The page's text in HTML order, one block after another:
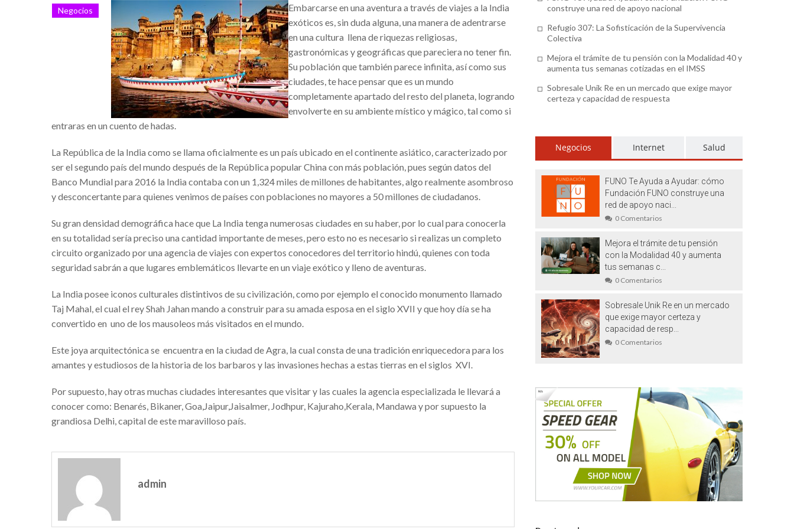
Alba Elvira Lorenzana y su hambre de ser
El uso de VPN en tiempos de pandemia
Simulador de pensiones- Todo lo que tienes que saber
Sap para pymes: La solución para cualquier emprendedor
Hugo César Villanueva Cantón: reconocido empresario mexicano
Financika experiencias reales : una inversión segura
Cerradura invisible con mando a distancia – Seguridad y protección a tu propiedad
Tablas paddle surf hinchables – Deportes acuáticos para niños
¿Quién es el empresario Salvador Oñate Ascencio?
Golf courses in Spain – Criterios para escoger el mejor
Éxito seguro con el Software de gestión empresarial de Seidor Business One
Mejores campos de golf de España que disfrutar
Alquiler de videowall en Barcelona –Mostrando a todos lo que se desea
Elige los accesorios de tu bebé con un catálogo Petit Praia
Mobiliario de diseño Vondom: ¿cómo decorar una barra de bar?
Casa Vicens, nuevo museo de Antonio Gaudí – Visita obligada al pasado catalán
Ser un trader en 1000extra, broker
Bróker 1000Extra – La luz de la información vence las tinieblas de la ignorancia
Finmarkfx: ¿invertir con un broker es una moda o una necesidad?
Negocios Embarcarse en una aventura a través deviajes a la India
exóticos es, sin duda alguna, una manera de adentrarse
en una cultura llena de riquezas religiosas,
gastronómicas y geográficas que pareciera no tener fin.
Su población que también parece infinita, así como sus
ciudades, te hace pensar que es un mundo
completamente apartado del resto del planeta, logrando
envolverte en su ambiente místico y mágico, tal como si
entraras en un cuento de hadas.
La República de la India como se llama oficialmente es un país ubicado en el continente asiático, caracterizado por
ser el segundo país del mundo después de la República popular China con más población, pues según datos del
Banco Mundial para 2016 la India contaba con un 1,324 miles de millones de habitantes, algo realmente asombroso
y desconcertante para quienes venimos de países con poblaciones no mayores a 50 millones de ciudadanos.
Su gran densidad demográfica hace que La India tenga numerosas ciudades en su haber, por lo cual para conocerla
en su totalidad sería preciso una cantidad importante de meses, pero esto no es necesario si realizas un completo
circuito organizado por una agencia de viajes con expertos conocedores del territorio hindú, quienes con toda
seguridad sabrán a que lugares emblemáticos llevarte en un viaje exótico y lleno de aventuras.
La India posee iconos culturales distintivos de su civilización, como por ejemplo el conocido monumento llamado
Taj Mahal, el cual el rey Shah Jahan mando a construir para su amada esposa en el siglo XVII y que hoy día se ha
convertido en uno de los mausoleos más visitados en el mundo.
Este joya arquitectónica se encuentra en la ciudad de Agra, la cual consta de una tradición enriquecedora para los
amantes y estudiosos de la historia de los barbaros y las invasiones hechas a estas tierras en el siglos XVI.
Por supuesto, hay otras muchas ciudades interesantes que visitar y las cuales la agencia especializada le llevará a
conocer como: Benarés, Bikaner, Goa,Jaipur,Jaisalmer, Jodhpur, Kajuraho,Kerala, Mandawa y por supuesto la
grandiosa Delhi, capital de este maravilloso país.
admin
construye una red de apoyo nacional
Refugio 307: La Sofisticación de la Supervivencia
Colectiva
Mejora el trámite de tu pensión con la Modalidad 40 y
aumenta tus semanas cotizadas en el IMSS
Sobresale Unik Re en un mercado que exige mayor
certeza y capacidad de respuesta
Negocios Internet Salud
FUNO Te Ayuda a Ayudar: cómo
Fundación FUNO construye una
red de apoyo naci...
0 Comentarios
Mejora el trámite de tu pensión
con la Modalidad 40 y aumenta
tus semanas c...
0 Comentarios
Sobresale Unik Re en un mercado
que exige mayor certeza y
capacidad de resp...
0 Comentarios